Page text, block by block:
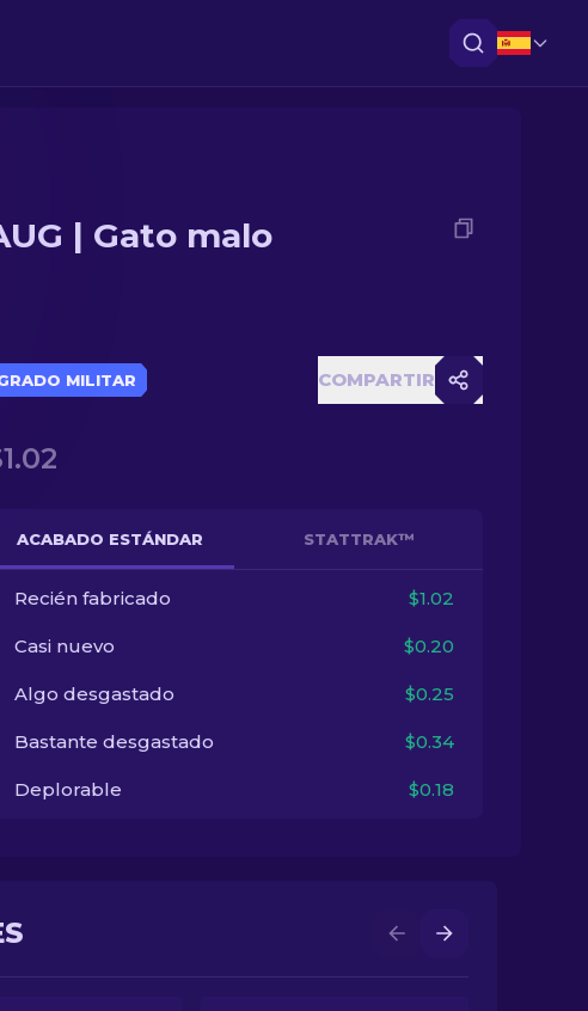
| Gato malo
MILITAR COMPARTIR
ACABADO ESTÁNDAR STATTRAK™
Recién fabricado $1.02
Casi nuevo $0.20
Algo desgastado $0.25
Bastante desgastado $0.34
Deplorable $0.18